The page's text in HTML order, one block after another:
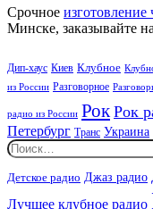
Срочное
Минске, заказывайте
Дип-хаус Киев Клубное
из России Разговорное
радио из России Рок Рок
Петербург Транс Украина
Найти:
Детское радио Джаз радио
Лучшее клубное радио